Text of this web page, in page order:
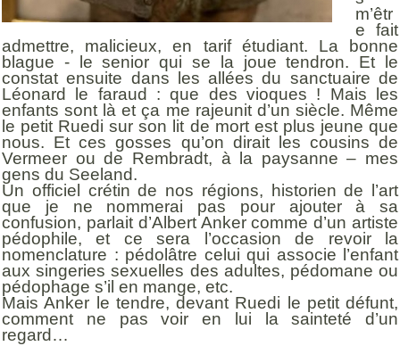
m’êtr
e fait
admettre, malicieux, en tarif étudiant. La bonne
blague - le senior qui se la joue tendron. Et le
constat ensuite dans les allées du sanctuaire de
Léonard le faraud : que des vioques ! Mais les
enfants sont là et ça me rajeunit d’un siècle. Même
le petit Ruedi sur son lit de mort est plus jeune que
nous. Et ces gosses qu’on dirait les cousins de
Vermeer ou de Rembradt, à la paysanne – mes
gens du Seeland.
Un officiel crétin de nos régions, historien de l’art
que je ne nommerai pas pour ajouter à sa
confusion, parlait d’Albert Anker comme d’un artiste
pédophile, et ce sera l’occasion de revoir la
nomenclature : pédolâtre celui qui associe l’enfant
aux singeries sexuelles des adultes, pédomane ou
pédophage s’il en mange, etc.
Mais Anker le tendre, devant Ruedi le petit défunt,
comment ne pas voir en lui la sainteté d’un
regard…